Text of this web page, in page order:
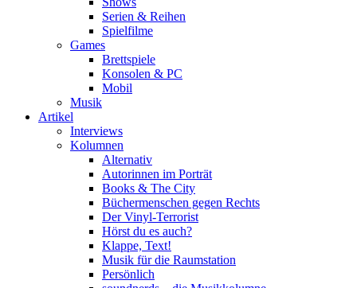
Serien & Reihen
Spielfilme
Games
Brettspiele
Konsolen & PC
Mobil
Musik
Artikel
Interviews
Kolumnen
Alternativ
Autorinnen im Porträt
Books & The City
Büchermenschen gegen Rechts
Der Vinyl-Terrorist
Hörst du es auch?
Klappe, Text!
Musik für die Raumstation
Persönlich